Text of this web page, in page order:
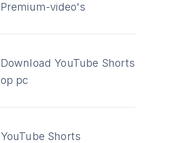
Premium-video's
Download YouTube Shorts
op pc
YouTube Shorts